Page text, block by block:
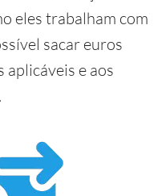
eles trabalham com
sacar euros
aplicáveis e aos